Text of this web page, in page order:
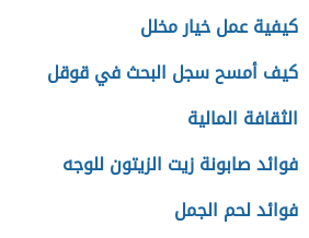
كيفية عمل خيار مخلل
كيف أمسح سجل البحث في قوقل
الثقافة المالية
فوائد صابونة زيت الزيتون للوجه
فوائد لحم الجمل